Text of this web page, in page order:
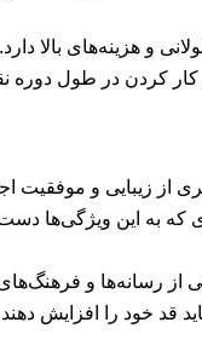
و هزینه‌های بالا
کار کردن در طول
از زیبایی و
به این ویژگی‌ها
از رسانه‌ها و
قد خود را افزایش